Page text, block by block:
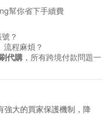
幫你省下手續費
？
流程麻煩？
代購 ，所有跨境付款問題一
強大的買家保護機制，降